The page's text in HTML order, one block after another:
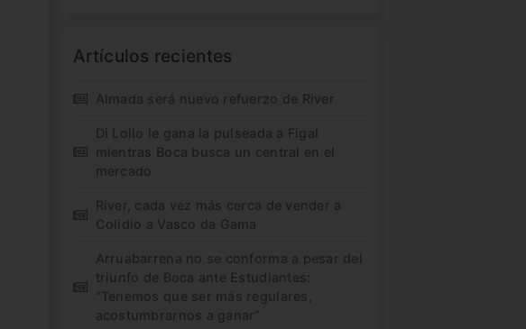
Artículos recientes
Almada será nuevo refuerzo de River
Di Lollo le gana la pulseada a Figal
mientras Boca busca un central en el
mercado
River, cada vez más cerca de vender a
Colidio a Vasco da Gama
Arruabarrena no se conforma a pesar del
triunfo de Boca ante Estudiantes:
“Tenemos que ser más regulares,
acostumbrarnos a ganar”